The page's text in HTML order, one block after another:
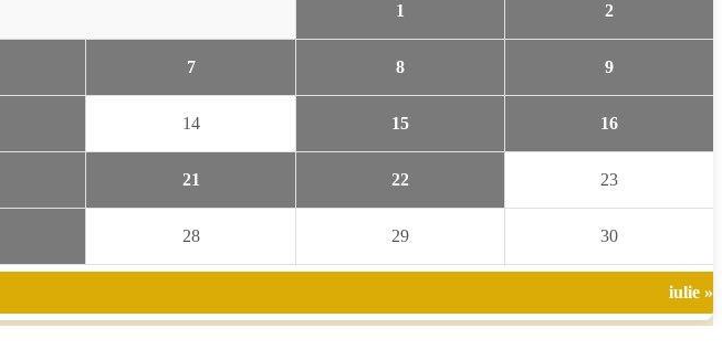
1 2
7 8 9
14 15 16
21 22 23
28 29 30
iulie »